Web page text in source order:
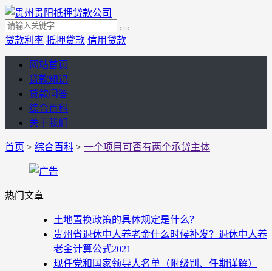
贷款利率 抵押贷款 信用贷款
网站首页
贷款知识
贷款问答
综合百科
关于我们
首页 > 综合百科 > 一个项目可否有两个承贷主体
热门文章
土地置换政策的具体规定是什么？
贵州省退休中人养老金什么时候补发？退休中人养
老金计算公式2021
现任党和国家领导人名单（附级别、任期详解）